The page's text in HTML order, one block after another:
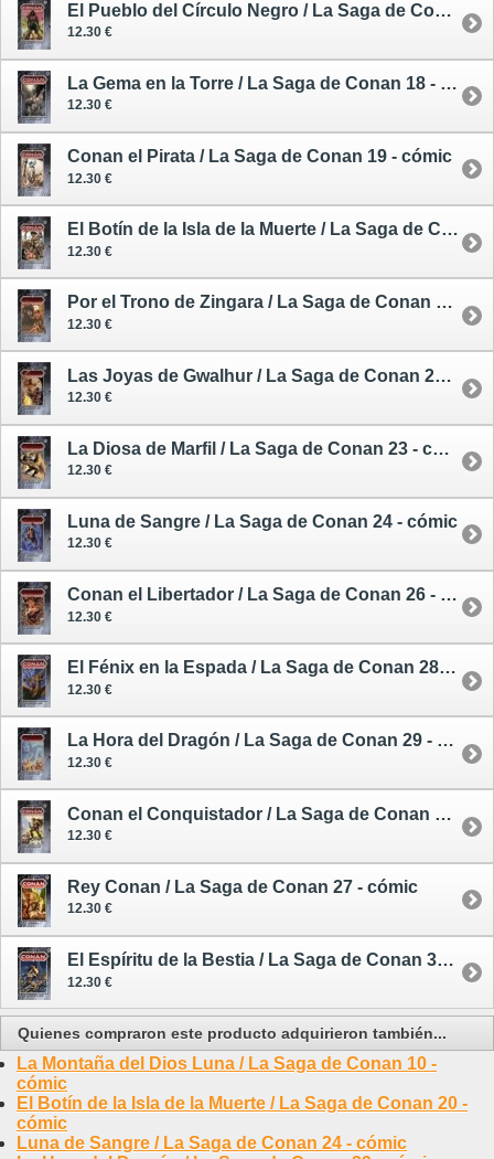
El Pueblo del Círculo Negro / La Saga de Conan 17 - cómic
12.30 €
La Gema en la Torre / La Saga de Conan 18 - cómic
12.30 €
Conan el Pirata / La Saga de Conan 19 - cómic
12.30 €
El Botín de la Isla de la Muerte / La Saga de Conan 20 - cómic
12.30 €
Por el Trono de Zingara / La Saga de Conan 21 - cómic
12.30 €
Las Joyas de Gwalhur / La Saga de Conan 22 - comic
12.30 €
La Diosa de Marfil / La Saga de Conan 23 - cómic
12.30 €
Luna de Sangre / La Saga de Conan 24 - cómic
12.30 €
Conan el Libertador / La Saga de Conan 26 - cómic
12.30 €
El Fénix en la Espada / La Saga de Conan 28 - cómic
12.30 €
La Hora del Dragón / La Saga de Conan 29 - cómic
12.30 €
Conan el Conquistador / La Saga de Conan 30 - cómic
12.30 €
Rey Conan / La Saga de Conan 27 - cómic
12.30 €
El Espíritu de la Bestia / La Saga de Conan 31 - cómic
12.30 €
Quienes compraron este producto adquirieron también...
La Montaña del Dios Luna / La Saga de Conan 10 -
cómic
El Botín de la Isla de la Muerte / La Saga de Conan 20 -
cómic
Luna de Sangre / La Saga de Conan 24 - cómic